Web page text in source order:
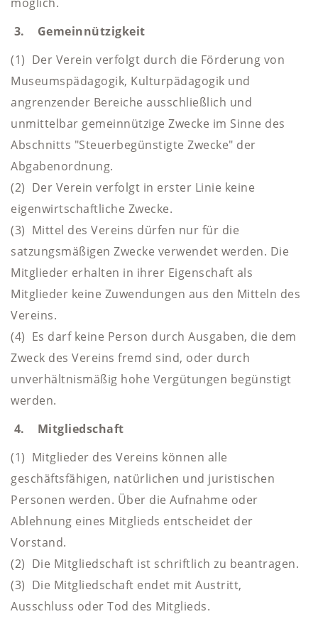
3. Gemeinnützigkeit
(1) Der Verein verfolgt durch die Förderung von
Museumspädagogik, Kulturpädagogik und
angrenzender Bereiche ausschließlich und
unmittelbar gemeinnützige Zwecke im Sinne des
Abschnitts "Steuerbegünstigte Zwecke" der
Abgabenordnung.
(2) Der Verein verfolgt in erster Linie keine
eigenwirtschaftliche Zwecke.
(3) Mittel des Vereins dürfen nur für die
satzungsmäßigen Zwecke verwendet werden. Die
Mitglieder erhalten in ihrer Eigenschaft als
Mitglieder keine Zuwendungen aus den Mitteln des
Vereins.
(4) Es darf keine Person durch Ausgaben, die dem
Zweck des Vereins fremd sind, oder durch
unverhältnismäßig hohe Vergütungen begünstigt
werden.
4. Mitgliedschaft
(1) Mitglieder des Vereins können alle
geschäftsfähigen, natürlichen und juristischen
Personen werden. Über die Aufnahme oder
Ablehnung eines Mitglieds entscheidet der
Vorstand.
(2) Die Mitgliedschaft ist schriftlich zu beantragen.
(3) Die Mitgliedschaft endet mit Austritt,
Ausschluss oder Tod des Mitglieds.